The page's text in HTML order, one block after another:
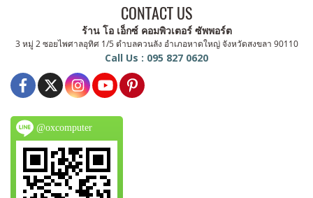
CONTACT US
ร้าน โอ เอ็กซ์ คอมพิวเตอร์ ซัพพอร์ต
3 หมู่ 2 ซอยไพศาลอุทิศ 1/5 ตำบลควนลัง อำเภอหาดใหญ่ จังหวัดสงขลา 90110
Call Us : 095 827 0620
@oxcomputer